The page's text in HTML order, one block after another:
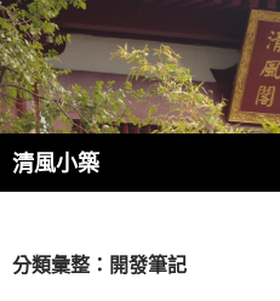
清風小築
搜
尋
容
分類彙整：開發筆記